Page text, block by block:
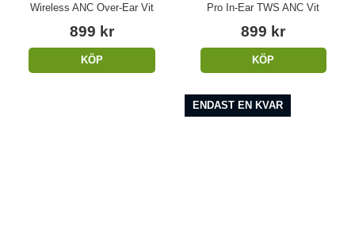
Wireless ANC Over-Ear Vit
899 kr
KÖP
Pro In-Ear TWS ANC Vit
899 kr
KÖP
ENDAST EN KVAR